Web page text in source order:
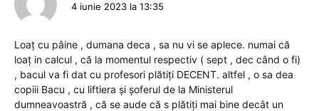
4 iunie 2023 la 13:35
Loaț cu pâine , dumana deca , sa nu vi se aplece. numai că
loaț in calcul , că la momentul respectiv ( sept , dec când o fi)
, bacul va fi dat cu profesori plătiți DECENT. altfel , o sa dea
copiii Bacu , cu liftiera și șoferul de la Ministerul
dumneavoastră , că se aude că s plătiți mai bine decât un